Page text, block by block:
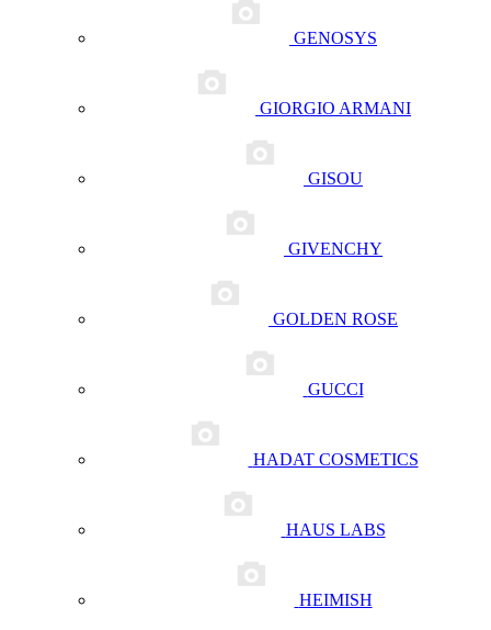
GENOSYS
GIORGIO ARMANI
GISOU
GIVENCHY
GOLDEN ROSE
GUCCI
HADAT COSMETICS
HAUS LABS
HEIMISH